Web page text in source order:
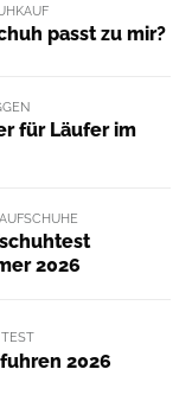
passt zu mir?
für Läufer im
2026
2026